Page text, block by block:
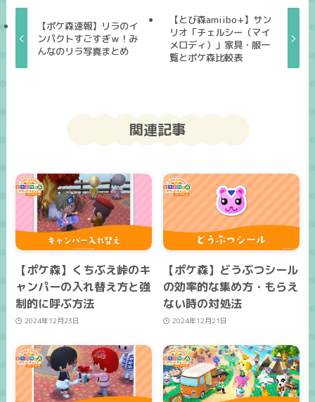
【ポケ森速報】リラのイ
ンパクトすごすぎｗ！み
んなのリラ写真まとめ
【とび森amiibo+】サン
リオ「チェルシー（マイ
メロディ）」家具・服一
覧とポケ森比較表
関連記事
【ポケ森】くちぶえ峠のキ
ャンパーの入れ替え方と強
制的に呼ぶ方法
2024年12月23日
【ポケ森】どうぶつシール
の効率的な集め方・もらえ
ない時の対処法
2024年12月21日